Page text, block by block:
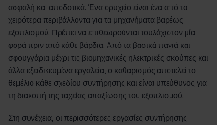
ασφαλή και αποδοτικά. Ένα ορυχείο είναι ένα από τα
χειρότερα περιβάλλοντα για τα μηχανήματα βαρέως
εξοπλισμού. Πρέπει να επιθεωρούνται τουλάχιστον μία
φορά πριν από κάθε βάρδια. Από τα βασικά πανιά και
σφουγγάρια μέχρι τις βιομηχανικές ηλεκτρικές σκούπες και
άλλα εξειδικευμένα εργαλεία, ο καθαρισμός αποτελεί το
θεμέλιο κάθε σχεδίου συντήρησης και είναι υπεύθυνος για
τη διακοπή της ταχείας απαξίωσης του εξοπλισμού.
Στη συνέχεια, οι περισσότερες εργασίες συντήρησης